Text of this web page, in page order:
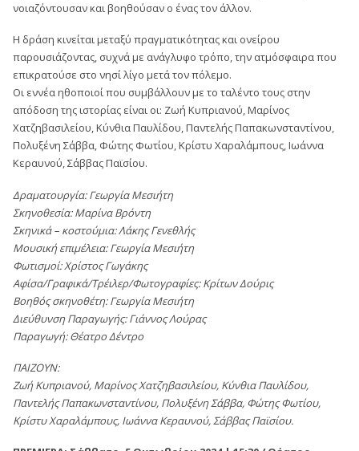
νοιαζόντουσαν και βοηθούσαν ο ένας τον άλλον.
Η δράση κινείται μεταξύ πραγματικότητας και ονείρου
παρουσιάζοντας, συχνά με ανάγλυφο τρόπο, την ατμόσφαιρα που
επικρατούσε στο νησί λίγο μετά τον πόλεμο.
Οι εννέα ηθοποιοί που συμβάλλουν με το ταλέντο τους στην
απόδοση της ιστορίας είναι οι: Ζωή Κυπριανού, Μαρίνος
Χατζηβασιλείου, Κύνθια Παυλίδου, Παντελής Παπακωνσταντίνου,
Πολυξένη Σάββα, Φώτης Φωτίου, Κρίστυ Χαραλάμπους, Ιωάννα
Κεραυνού, Σάββας Παϊσίου.
Δραματουργία: Γεωργία Μεσιήτη
Σκηνοθεσία: Μαρίνα Βρόντη
Σκηνικά – κοστούμια: Λάκης Γενεθλής
Μουσική επιμέλεια: Γεωργία Μεσιήτη
Φωτισμοί: Χρίστος Γωγάκης
Αφίσα/Γραφικά/Τρέιλερ/Φωτογραφίες: Κρίτων Δούρις
Βοηθός σκηνοθέτη: Γεωργία Μεσιήτη
Διεύθυνση Παραγωγής: Γιάννος Λούρας
Παραγωγή: Θέατρο Δέντρο
ΠΑΙΖΟΥΝ:
Ζωή Κυπριανού, Μαρίνος Χατζηβασιλείου, Κύνθια Παυλίδου,
Παντελής Παπακωνσταντίνου, Πολυξένη Σάββα, Φώτης Φωτίου,
Κρίστυ Χαραλάμπους, Ιωάννα Κεραυνού, Σάββας Παϊσίου.